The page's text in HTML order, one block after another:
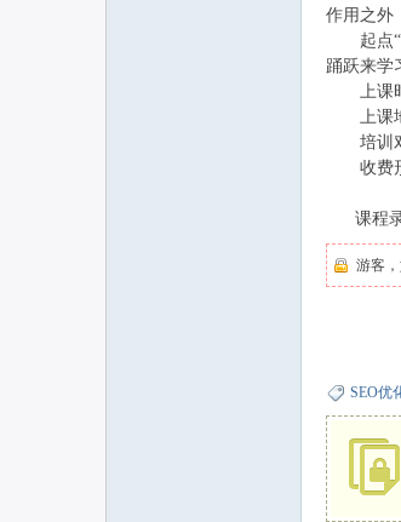
作用之外
起点
踊跃来学
上课时
上课地
培训对
收费形
课程录
游客
SEO优